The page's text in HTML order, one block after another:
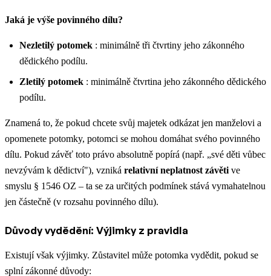
Jaká je výše povinného dílu?
Nezletilý potomek : minimálně tři čtvrtiny jeho zákonného
dědického podílu.
Zletilý potomek : minimálně čtvrtina jeho zákonného dědického
podílu.
Znamená to, že pokud chcete svůj majetek odkázat jen manželovi a
opomenete potomky, potomci se mohou domáhat svého povinného
dílu. Pokud závěť toto právo absolutně popírá (např. „své děti vůbec
nevzývám k dědictví"), vzniká relativní neplatnost závěti ve
smyslu § 1546 OZ – ta se za určitých podmínek stává vymahatelnou
jen částečně (v rozsahu povinného dílu).
Důvody vydědění: Výjimky z pravidla
Existují však výjimky. Zůstavitel může potomka vydědit, pokud se
splní zákonné důvody: